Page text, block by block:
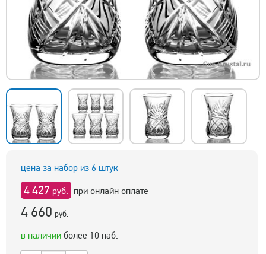
цена за набор из 6 штук
4 427 руб. при онлайн оплате
4 660 руб.
в наличии более 10 наб.